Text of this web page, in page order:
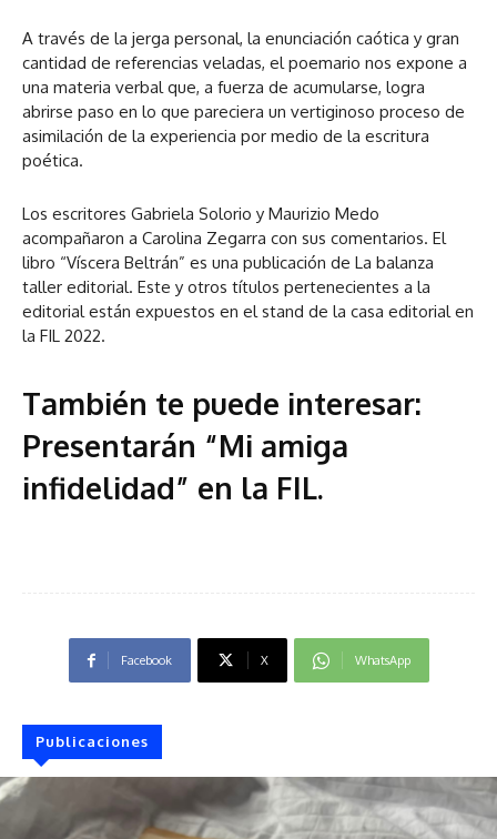
A través de la jerga personal, la enunciación caótica y gran
cantidad de referencias veladas, el poemario nos expone a
una materia verbal que, a fuerza de acumularse, logra
abrirse paso en lo que pareciera un vertiginoso proceso de
asimilación de la experiencia por medio de la escritura
poética.
Los escritores Gabriela Solorio y Maurizio Medo
acompañaron a Carolina Zegarra con sus comentarios. El
libro “Víscera Beltrán” es una publicación de La balanza
taller editorial. Este y otros títulos pertenecientes a la
editorial están expuestos en el stand de la casa editorial en
la FIL 2022.
También te puede interesar:
Presentarán “Mi amiga
infidelidad” en la FIL.
Facebook X WhatsApp
Publicaciones